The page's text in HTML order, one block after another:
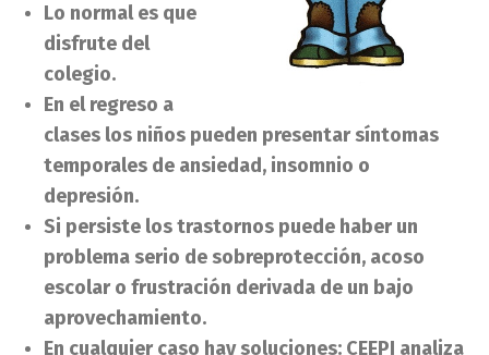
Lo normal es que
disfrute del
colegio.
En el regreso a
clases los niños pueden presentar síntomas
temporales de ansiedad, insomnio o
depresión.
Si persiste los trastornos puede haber un
problema serio de sobreprotección, acoso
escolar o frustración derivada de un bajo
aprovechamiento.
En cualquier caso hay soluciones: CEEPI analiza